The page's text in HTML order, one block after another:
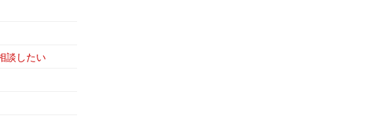
談したい